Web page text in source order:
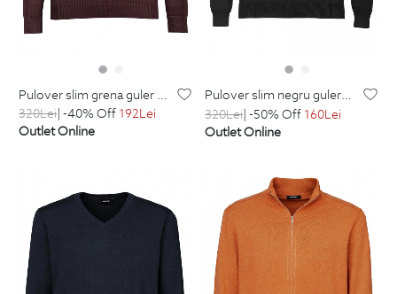
pulover slim grena guler in v
320Lei| -40% Off 192Lei
Outlet Online
pulover slim negru guler in v din bumbac si acril
320Lei| -50% Off 160Lei
Outlet Online